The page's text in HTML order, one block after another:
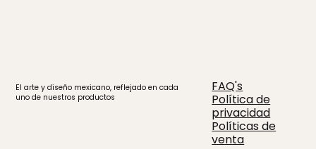
El arte y diseño mexicano, reflejado en cada
uno de nuestros productos
FAQ's
Política de
privacidad
Políticas de
venta